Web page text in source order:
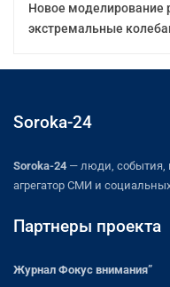
Новое моделирование
экстремальные
Soroka-24
Soroka-24 — люди, события,
агрегатор СМИ и
Партнеры проекта
Журнал Фокус внимания”